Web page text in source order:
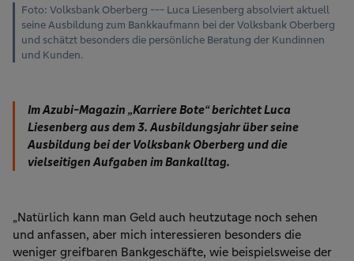
Foto: Volksbank Oberberg --- Luca Liesenberg absolviert aktuell
seine Ausbildung zum Bankkaufmann bei der Volksbank Oberberg
und schätzt besonders die persönliche Beratung der Kundinnen
und Kunden.
Im Azubi-Magazin „Karriere Bote“ berichtet Luca
Liesenberg aus dem 3. Ausbildungsjahr über seine
Ausbildung bei der Volksbank Oberberg und die
vielseitigen Aufgaben im Bankalltag.
„Natürlich kann man Geld auch heutzutage noch sehen
und anfassen, aber mich interessieren besonders die
weniger greifbaren Bankgeschäfte, wie beispielsweise der